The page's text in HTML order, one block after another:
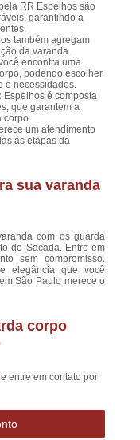
RR Espelhos são
garantindo a
também agregam
da varanda.
encontra uma
podendo escolher
e necessidades.
Espelhos é composta
que garantem a
corpo.
um atendimento
as etapas da
sua varanda
com os guarda
de Sacada. Entre em
sem compromisso.
elegância que você
São Paulo merece o
corpo
e entre em contato por